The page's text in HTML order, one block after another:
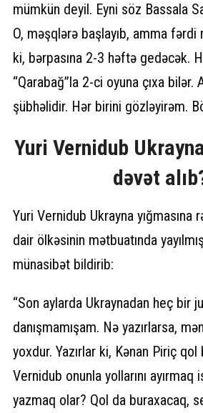
mümkün deyil. Eyni söz Bassala
O, məşqlərə başlayıb, amma fərdi
ki, bərpasına 2-3 həftə gedəcək.
“Qarabağ”la 2-ci oyuna çıxa bilər.
şübhəlidir. Hər birini gözləyirəm.
Yuri Vernidub
dəvət
Yuri Vernidub Ukrayna yığmasına
dair ölkəsinin mətbuatında
münasibət bildirib:
“Son aylarda Ukraynadan heç bir
danışmamışam. Nə yazırlarsa,
yoxdur. Yazırlar ki, Kənan Piriç qol
Vernidub onunla yollarını ayırmaq
yazmaq olar? Qol da buraxacaq,